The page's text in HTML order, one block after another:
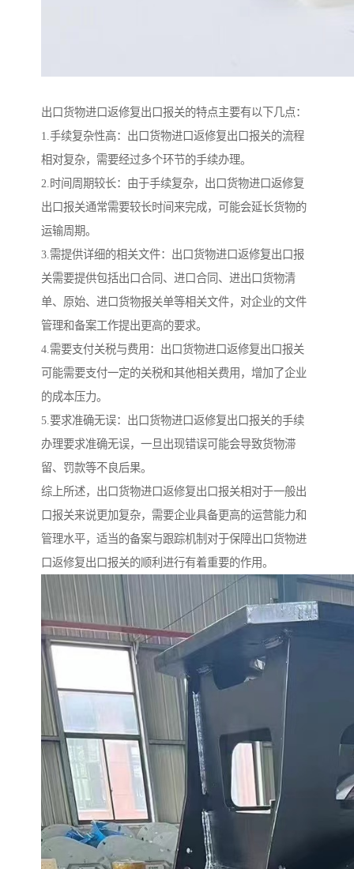
出口货物进口返修复出口报关的特点主要有以下几点：
1.手续复杂性高：出口货物进口返修复出口报关的流程
相对复杂，需要经过多个环节的手续办理。
2.时间周期较长：由于手续复杂，出口货物进口返修复
出口报关通常需要较长时间来完成，可能会延长货物的
运输周期。
3.需提供详细的相关文件：出口货物进口返修复出口报
关需要提供包括出口合同、进口合同、进出口货物清
单、原始、进口货物报关单等相关文件，对企业的文件
管理和备案工作提出更高的要求。
4.需要支付关税与费用：出口货物进口返修复出口报关
可能需要支付一定的关税和其他相关费用，增加了企业
的成本压力。
5.要求准确无误：出口货物进口返修复出口报关的手续
办理要求准确无误，一旦出现错误可能会导致货物滞
留、罚款等不良后果。
综上所述，出口货物进口返修复出口报关相对于一般出
口报关来说更加复杂，需要企业具备更高的运营能力和
管理水平，适当的备案与跟踪机制对于保障出口货物进
口返修复出口报关的顺利进行有着重要的作用。